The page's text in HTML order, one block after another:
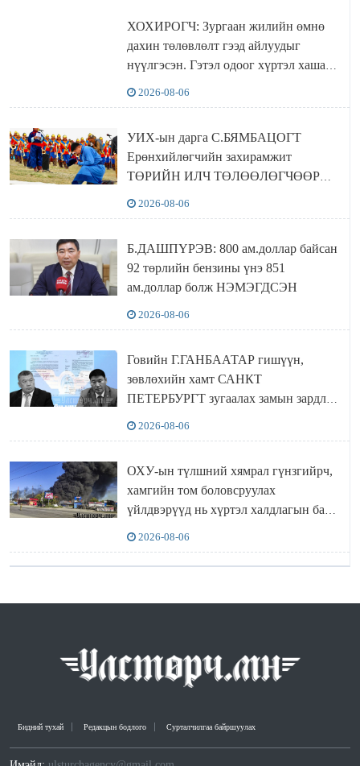
ХОХИРОГЧ: Зургаан жилийн өмнө
дахин төлөвлөлт гээд айлуудыг
нүүлгэсэн. Гэтэл одоог хүртэл хашаа
2026-08-06
УИХ-ын дарга С.БЯМБАЦОГТ
Ерөнхийлөгчийн захирамжит
ТӨРИЙН ИЛЧ ТӨЛӨӨЛӨГЧӨӨР
2026-08-06
Б.ДАШПҮРЭВ: 800 ам.доллар байсан
92 төрлийн бензины үнэ 851
ам.доллар болж НЭМЭГДСЭН
2026-08-06
Говийн Г.ГАНБААТАР гишүүн,
зөвлөхийн хамт САНКТ
ПЕТЕРБУРГТ зугаалах замын зардлаа
2026-08-06
ОХУ-ын түлшний хямрал гүнзгийрч,
хамгийн том боловсруулах
үйлдвэрүүд нь хүртэл халдлагын бай
2026-08-06
Бидний тухай Редакцын бодлого Сурталчилгаа байршуулах